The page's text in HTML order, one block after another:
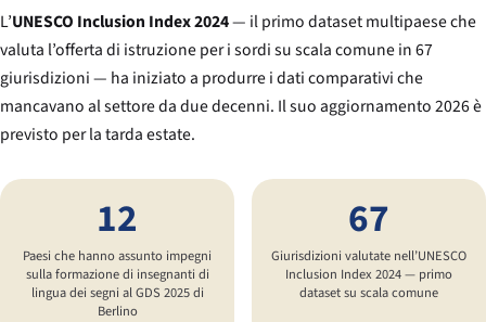
L’UNESCO Inclusion Index 2024— il primo dataset multipaese che
valuta l’offerta di istruzione per i sordi su scala comune in 67
giurisdizioni — ha iniziato a produrre i dati comparativi che
mancavano al settore da due decenni. Il suo aggiornamento 2026 è
previsto per la tarda estate.
12
Paesi che hanno assunto impegni
sulla formazione di insegnanti di
lingua dei segni al GDS 2025 di
Berlino
67
Giurisdizioni valutate nell’UNESCO
Inclusion Index 2024 — primo
dataset su scala comune